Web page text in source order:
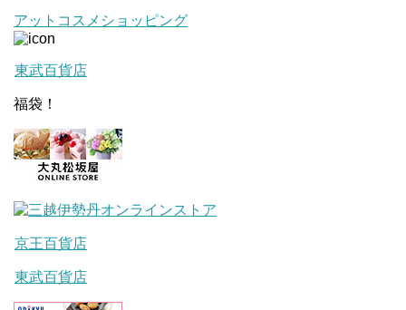
アットコスメショッピング
東武百貨店
福袋！
京王百貨店
東武百貨店